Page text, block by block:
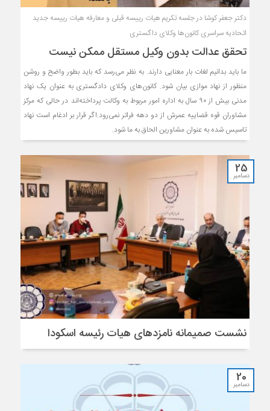
دکتر جعفر کوشا در جلسه تکریم هیات رییسه قبلی و معارفه هیات رییسه جدید
اتحادیه سراسری کانون‌ها وکلای داگستری
تحقق عدالت بدون وکیل مستقل ممکن نیست
ما باید بدانیم لغات بار معنایی دارند. به نظر می‌رسد که باید بطور واضح و روشن
منظور از نهاد موازی بیان شود. کانون‌های وکلای دادگستری به عنوان یک نهاد
مدنی بیش از ۹۰ سال به اداره امور مربوط به وکالت پرداخته‌اند در حالی که مرکز
مشاوران قوه قضاییه عمرش از دو دهه فراتر نمی‌رود.اگر قرار بر ادغام است نهاد
تاسیس شده به عنوان مشاورین الحاق به ما شود.
25
دسامبر
نشست صمیمانه نامزدهای هیات رئیسه اسکودا
20
دسامبر